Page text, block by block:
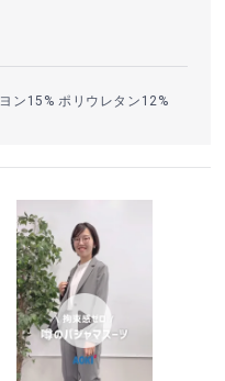
ン15% ポリウレタン12%